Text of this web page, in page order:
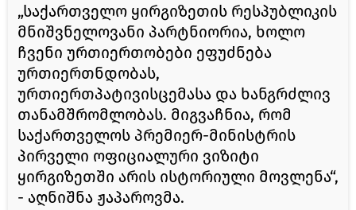
„საქართველო ყირგიზეთის რესპუბლიკის
მნიშვნელოვანი პარტნიორია, ხოლო
ჩვენი ურთიერთობები ეფუძნება
ურთიერთნდობას,
ურთიერთპატივისცემასა და ხანგრძლივ
თანამშრომლობას. მიგვაჩნია, რომ
საქართველოს პრემიერ-მინისტრის
პირველი ოფიციალური ვიზიტი
ყირგიზეთში არის ისტორიული მოვლენა“,
- აღნიშნა ჟაპაროვმა.